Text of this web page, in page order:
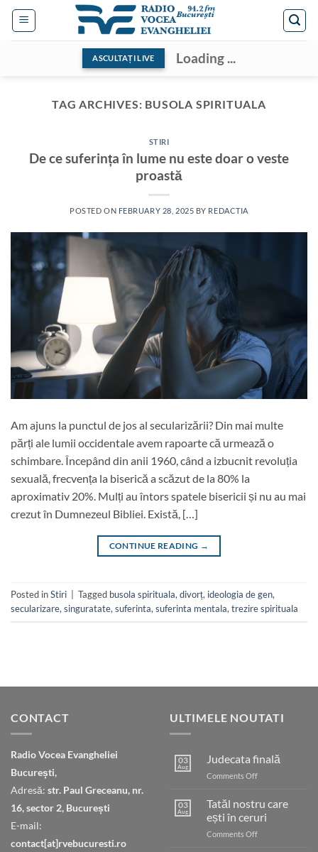
Skip
ASCULTAȚI LIVE Loading ...
TAG ARCHIVES: BUSOLA SPIRITUALA
STIRI
De ce suferința în lume nu este doar o veste
proastă
POSTED ON FEBRUARY 28, 2025 BY REDACTIA
Am ajuns la punctul de jos al secularizării? Din mai multe
părți ale lumii occidentale avem rapoarte că urmează o
schimbare. Începând din anii 1960, când a izbucnit revoluția
sexuală, frecvența la biserică a scăzut de la 80% la
aproximativ 20%. Mulți au întors spatele bisericii și nu au mai
crezut în Dumnezeul Bibliei. Există, […]
CONTINUE READING →
Posted inStiri Tagged busola spirituala, divorț, ideologia de gen,
secularizare, singuratate, suferinta, suferinta mentala, trezire spirituala
CONTACT
Radio Vocea Evangheliei
București,
Adresă: str. Paul Greceanu, nr.
16, sector 2, București
E-mail:
contact[at]rvebucuresti.ro
ULTIMELE NOUTATI
03
Aug
Judecata finală
Comments Offon
03
Aug
Tatăl nostru care
ești în ceruri
Comments Offon